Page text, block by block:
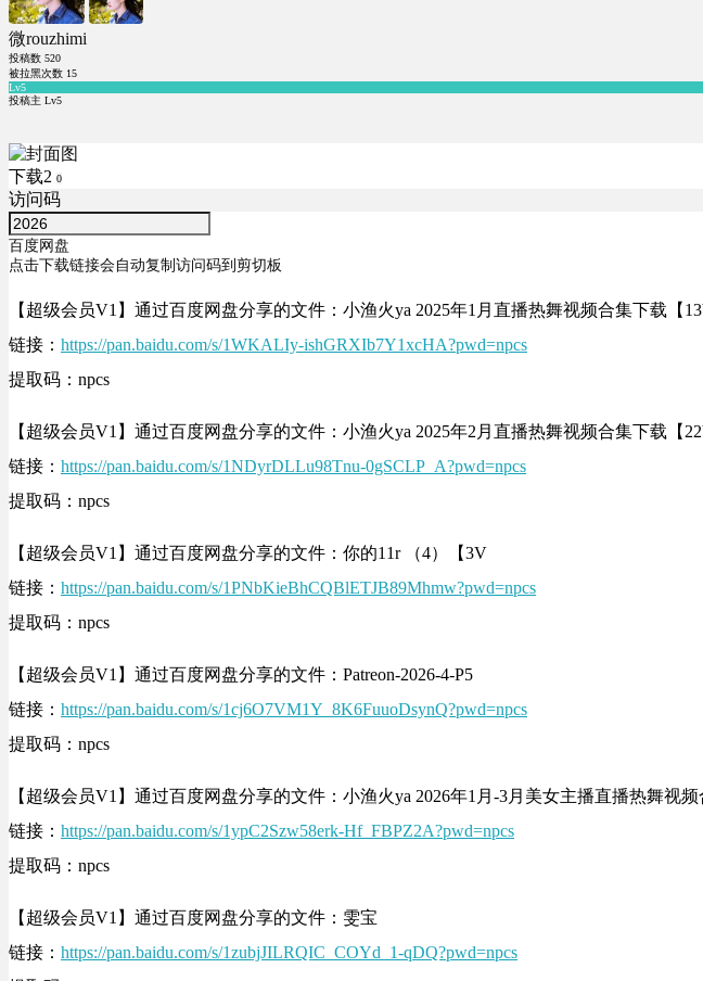
微rouzhimi
投稿数 520
被拉黑次数 15
Lv5
投稿主 Lv5
下载2 0
访问码
百度网盘
点击下载链接会自动复制访问码到剪切板
【超级会员V1】通过百度网盘分享的文件：小渔火ya 2025年1月直播热舞视频合集下载【
链接： https://pan.baidu.com/s/1WKALIy-ishGRXIb7Y1xcHA?pwd=npcs
提取码：npcs
【超级会员V1】通过百度网盘分享的文件：小渔火ya 2025年2月直播热舞视频合集下载【
链接： https://pan.baidu.com/s/1NDyrDLLu98Tnu-0gSCLP_A?pwd=npcs
提取码：npcs
【超级会员V1】通过百度网盘分享的文件：你的11r （4）【3V
链接： https://pan.baidu.com/s/1PNbKieBhCQBlETJB89Mhmw?pwd=npcs
提取码：npcs
【超级会员V1】通过百度网盘分享的文件：Patreon-2026-4-P5
链接： https://pan.baidu.com/s/1cj6O7VM1Y_8K6FuuoDsynQ?pwd=npcs
提取码：npcs
【超级会员V1】通过百度网盘分享的文件：小渔火ya 2026年1月-3月美女主播直播热舞视
链接： https://pan.baidu.com/s/1ypC2Szw58erk-Hf_FBPZ2A?pwd=npcs
提取码：npcs
【超级会员V1】通过百度网盘分享的文件：雯宝
链接： https://pan.baidu.com/s/1zubjJILRQIC_COYd_1-qDQ?pwd=npcs